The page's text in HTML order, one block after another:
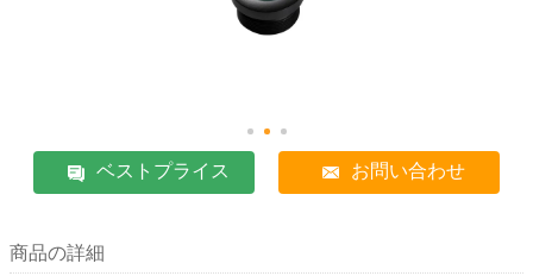
ベストプライス お問い合わせ
商品の詳細